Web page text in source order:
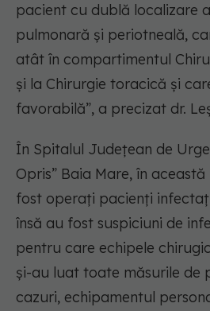
pacient cu dublă localizare
pulmonară și periotneală,
atât în compartimentul
și la Chirurgie toracică și
favorabilă”, a precizat dr.
În Spitalul Județean de
Opris” Baia Mare, în
fost operați pacienți
însă au fost suspiciuni de
pentru care echipele
și-au luat toate măsurile de
cazuri, echipamentul